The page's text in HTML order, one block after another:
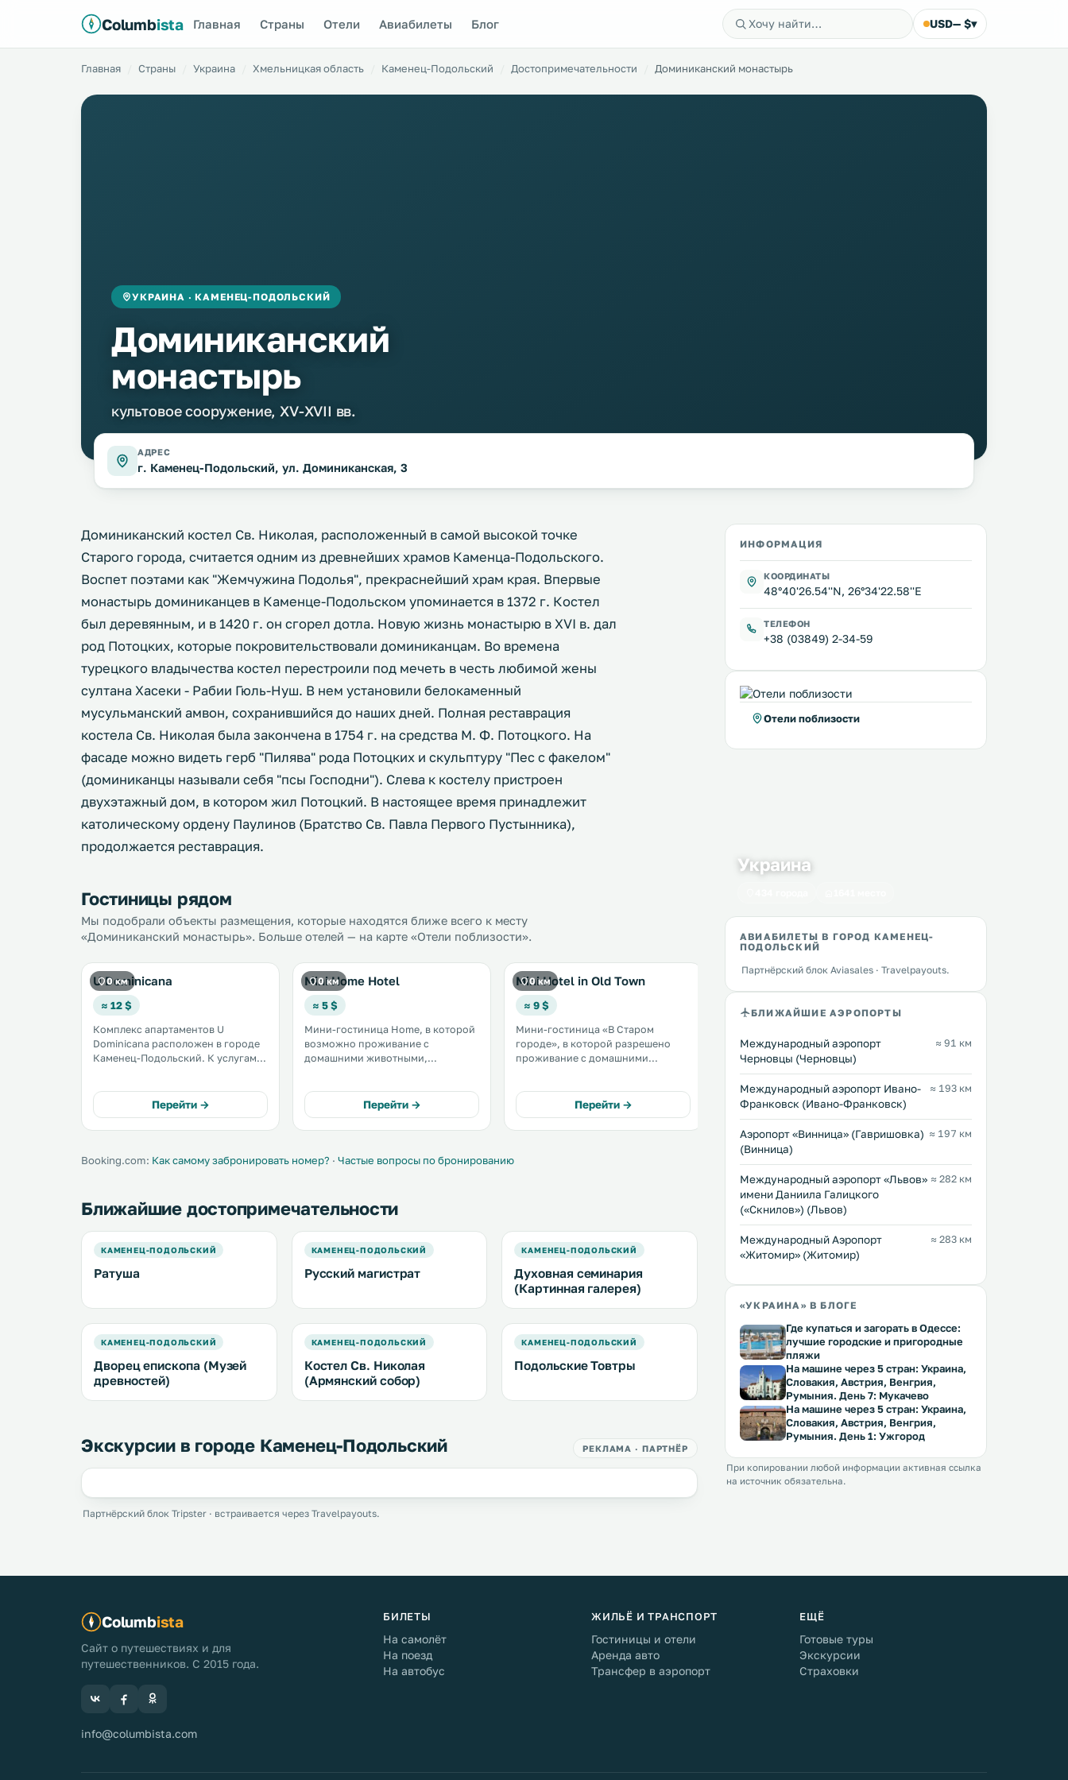
Columbista Главная Страны Отели Авиабилеты Блог USD— $▾
Главная Страны Украина Хмельницкая область Каменец-Подольский Достопримечательности Доминиканский монастырь
УКРАИНА · КАМЕНЕЦ-ПОДОЛЬСКИЙ
Доминиканский
монастырь
культовое сооружение, XV-XVII вв.
АДРЕС
г. Каменец-Подольский, ул. Доминиканская, 3
Доминиканский костел Св. Николая, расположенный в самой высокой точке
Старого города, считается одним из древнейших храмов Каменца-Подольского.
Воспет поэтами как "Жемчужина Подолья", прекраснейший храм края. Впервые
монастырь доминиканцев в Каменце-Подольском упоминается в 1372 г. Костел
был деревянным, и в 1420 г. он сгорел дотла. Новую жизнь монастырю в XVI в. дал
род Потоцких, которые покровительствовали доминиканцам. Во времена
турецкого владычества костел перестроили под мечеть в честь любимой жены
султана Хасеки - Рабии Гюль-Нуш. В нем установили белокаменный
мусульманский амвон, сохранившийся до наших дней. Полная реставрация
костела Св. Николая была закончена в 1754 г. на средства М. Ф. Потоцкого. На
фасаде можно видеть герб "Пилява" рода Потоцких и скульптуру "Пес с факелом"
(доминиканцы называли себя "псы Господни"). Слева к костелу пристроен
двухэтажный дом, в котором жил Потоцкий. В настоящее время принадлежит
католическому ордену Паулинов (Братство Св. Павла Первого Пустынника),
продолжается реставрация.
Гостиницы рядом
Мы подобрали объекты размещения, которые находятся ближе всего к месту
«Доминиканский монастырь». Больше отелей — на карте «Отели поблизости».
0 км
U Dominicana
≈ 12 $
Комплекс апартаментов U
Dominicana расположен в городе
Каменец-Подольский. К услугам
бесплатным WiFi, балконом и
мини-баром. В общей ванной
комнате установлено биде. .
Перейти →
0 км
Mini Home Hotel
≈ 5 $
Мини-гостиница Home, в которой
возможно проживание с
домашними животными,
работает бесплатный Wi-Fi.
Самостоятельно готовить еду
гости смогут на общей кухне. .
Перейти →
0 км
Mini Hotel in Old Town
≈ 9 $
Мини-гостиница «В Старом
городе», в которой разрешено
проживание с домашними
гостей бесплатный Wi-Fi и
бесплатная частная парковка на
территории. .
Перейти →
Hetman Hotel
≈ 12 $
Каменец-Подольский. К вашим
услугам сауна, сад, бесплатный
WiFi и бесплатная парковка.
Номера располагают
кондиционером, холодильником,
телевизором с плоским экраном. .
Перейти →
Reikartz Kamianets-
Подольский»
средневекового замка и
исторического центра
века и номера с
Booking.com: Как самому забронировать номер? · Частые вопросы по бронированию
Ближайшие достопримечательности
КАМЕНЕЦ-ПОДОЛЬСКИЙ
Ратуша
КАМЕНЕЦ-ПОДОЛЬСКИЙ
Русский магистрат
КАМЕНЕЦ-ПОДОЛЬСКИЙ
Духовная семинария
(Картинная галерея)
КАМЕНЕЦ-ПОДОЛЬСКИЙ
Дворец епископа (Музей
древностей)
КАМЕНЕЦ-ПОДОЛЬСКИЙ
Костел Св. Николая
(Армянский собор)
КАМЕНЕЦ-ПОДОЛЬСКИЙ
Подольские Товтры
Экскурсии в городе Каменец-Подольский РЕКЛАМА · ПАРТНЁР
Партнёрский блок Tripster · встраивается через Travelpayouts.
ИНФОРМАЦИЯ
КООРДИНАТЫ
48°40'26.54''N, 26°34'22.58''E
ТЕЛЕФОН
+38 (03849) 2-34-59
Отели поблизости
Украина
АВИАБИЛЕТЫ В ГОРОД КАМЕНЕЦ-
ПОДОЛЬСКИЙ
Партнёрский блок Aviasales · Travelpayouts.
БЛИЖАЙШИЕ АЭРОПОРТЫ
Международный аэропорт
Черновцы (Черновцы)
≈ 91 км
Международный аэропорт Ивано-
Франковск (Ивано-Франковск)
≈ 193 км
Аэропорт «Винница» (Гавришовка)
(Винница)
≈ 197 км
Междунарoдный аэропорт «Львов»
имени Даниила Галицкого
(«Скнилов») (Львов)
≈ 282 км
Международный Аэропорт
«Житомир» (Житомир)
≈ 283 км
«УКРАИНА» В БЛОГЕ
Где купаться и загорать в Одессе:
лучшие городские и пригородные
пляжи
На машине через 5 стран: Украина,
Словакия, Австрия, Венгрия,
Румыния. День 7: Мукачево
На машине через 5 стран: Украина,
Словакия, Австрия, Венгрия,
Румыния. День 1: Ужгород
При копировании любой информации активная ссылка
на источник обязательна.
Columbista
Сайт о путешествиях и для
путешественников. С 2015 года.
info@columbista.com
БИЛЕТЫ
На самолёт
На поезд
На автобус
ЖИЛЬЁ И ТРАНСПОРТ
Гостиницы и отели
Аренда авто
Трансфер в аэропорт
ЕЩЁ
Готовые туры
Экскурсии
Страховки